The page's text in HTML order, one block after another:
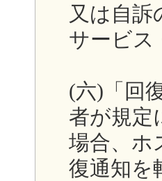
又は自訴
サービス
(六)「回
者が規定
場合、ホ
復通知を